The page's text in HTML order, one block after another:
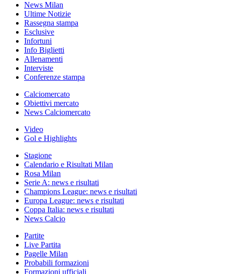
News Milan
Ultime Notizie
Rassegna stampa
Esclusive
Infortuni
Info Biglietti
Allenamenti
Interviste
Conferenze stampa
Calciomercato
Obiettivi mercato
News Calciomercato
Video
Gol e Highlights
Stagione
Calendario e Risultati Milan
Rosa Milan
Serie A: news e risultati
Champions League: news e risultati
Europa League: news e risultati
Coppa Italia: news e risultati
News Calcio
Partite
Live Partita
Pagelle Milan
Probabili formazioni
Formazioni ufficiali